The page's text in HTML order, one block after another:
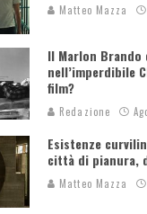
Matteo Mazza
Il Marlon Brando
nell’imperdibile
film?
Redazione
Esistenze
città di pianura,
Matteo Mazza